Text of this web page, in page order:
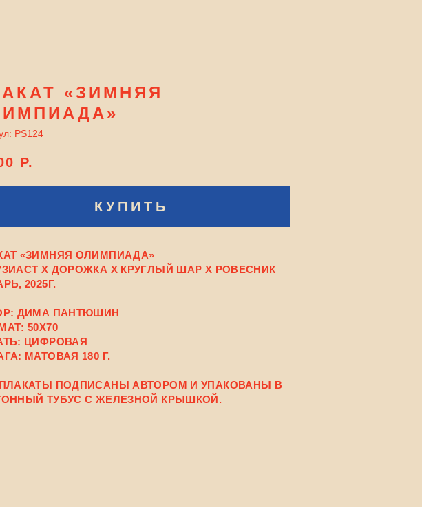
«ЗИМНЯЯ
PS124
Р.
КУПИТЬ
«ЗИМНЯЯ ОЛИМПИАДА»
Х ДОРОЖКА X КРУГЛЫЙ ШАР X РОВЕСНИК
2025Г.
ДИМА ПАНТЮШИН
50X70
ЦИФРОВАЯ
МАТОВАЯ 180 Г.
ПОДПИСАНЫ АВТОРОМ И УПАКОВАНЫ В
ТУБУС С ЖЕЛЕЗНОЙ КРЫШКОЙ.